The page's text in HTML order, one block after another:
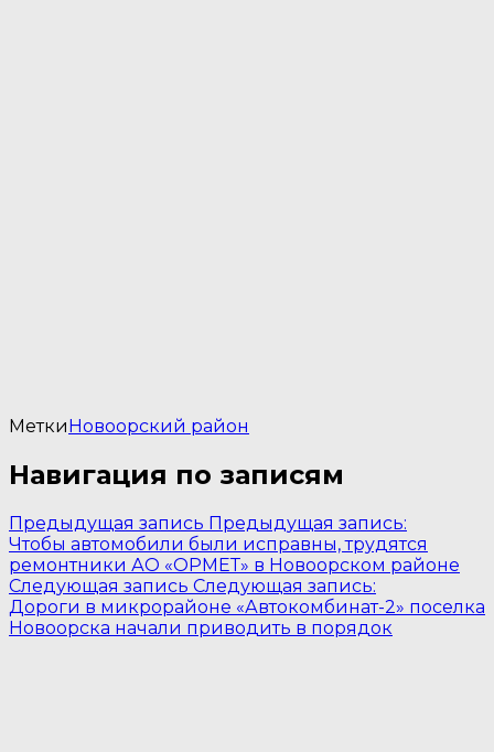
МеткиНовоорский район
Навигация по записям
Предыдущая запись Предыдущая запись:
Чтобы автомобили были исправны, трудятся
ремонтники АО «ОРМЕТ» в Новоорском районе
Следующая запись Следующая запись:
Дороги в микрорайоне «Автокомбинат-2» поселка
Новоорска начали приводить в порядок